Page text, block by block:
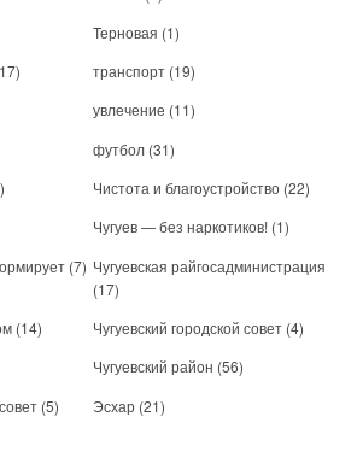
Терновая (1)
транспорт (19)
увлечение (11)
футбол (31)
Чистота и благоустройство (22)
Чугуев — без наркотиков! (1)
(7) Чугуевская райгосадминистрация
(17)
(14) Чугуевский городской совет (4)
Чугуевский район (56)
(5) Эсхар (21)